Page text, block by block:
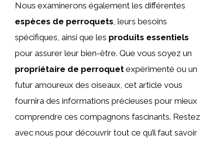
Nous examinerons également les différentes
espèces de perroquets, leurs besoins
spécifiques, ainsi que les produits essentiels
pour assurer leur bien-être. Que vous soyez un
propriétaire de perroquet expérimenté ou un
futur amoureux des oiseaux, cet article vous
fournira des informations précieuses pour mieux
comprendre ces compagnons fascinants. Restez
avec nous pour découvrir tout ce qu’il faut savoir